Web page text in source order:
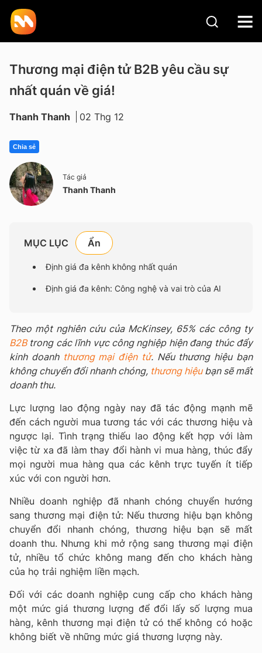
Thương mại điện tử B2B yêu cầu sự
nhất quán về giá!
Thanh Thanh 02 Thg 12
Chia sẻ
Tác giả
Thanh Thanh
MỤC LỤC
Định giá đa kênh không nhất quán
Định giá đa kênh: Công nghệ và vai trò của AI
Theo một nghiên cứu của McKinsey, 65% các công ty
B2Btrong các lĩnh vực công nghiệp hiện đang thúc đẩy
kinh doanh thương mại điện tử. Nếu thương hiệu bạn
không chuyển đổi nhanh chóng, thương hiệubạn sẽ mất
doanh thu.
Lực lượng lao động ngày nay đã tác động mạnh mẽ
đến cách người mua tương tác với các thương hiệu và
ngược lại. Tình trạng thiếu lao động kết hợp với làm
việc từ xa đã làm thay đổi hành vi mua hàng, thúc đẩy
mọi người mua hàng qua các kênh trực tuyến ít tiếp
xúc với con người hơn.
Nhiều doanh nghiệp đã nhanh chóng chuyển hướng
sang thương mại điện tử: Nếu thương hiệu bạn không
chuyển đổi nhanh chóng, thương hiệu bạn sẽ mất
doanh thu. Nhưng khi mở rộng sang thương mại điện
tử, nhiều tổ chức không mang đến cho khách hàng
của họ trải nghiệm liền mạch.
Đối với các doanh nghiệp cung cấp cho khách hàng
một mức giá thương lượng để đổi lấy số lượng mua
hàng, kênh thương mại điện tử có thể không có hoặc
không biết về những mức giá thương lượng này.